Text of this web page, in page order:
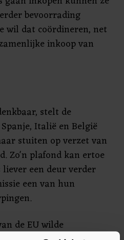
bevoorrading
wil dat coördineren, net
inkoop van
stelt de
Italië en België
stuiten op verzet van
Zo'n plafond kan ertoe
een deur verder
een van hun
de EU wilde